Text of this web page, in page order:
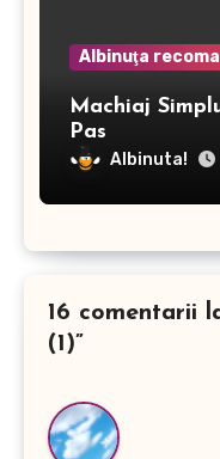
Albinuţa
Machiaj
Pas
Albinuta!
16 comentarii
(1)”